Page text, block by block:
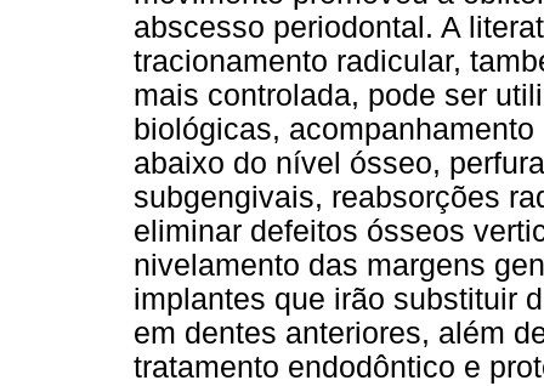
abscesso periodontal. A
tracionamento radicular,
mais controlada, pode ser
biológicas,
abaixo do nível ósseo,
subgengivais, reabsorções
eliminar defeitos ósseos
nivelamento das margens
implantes que irão substituir
em dentes anteriores, além
tratamento endodôntico e